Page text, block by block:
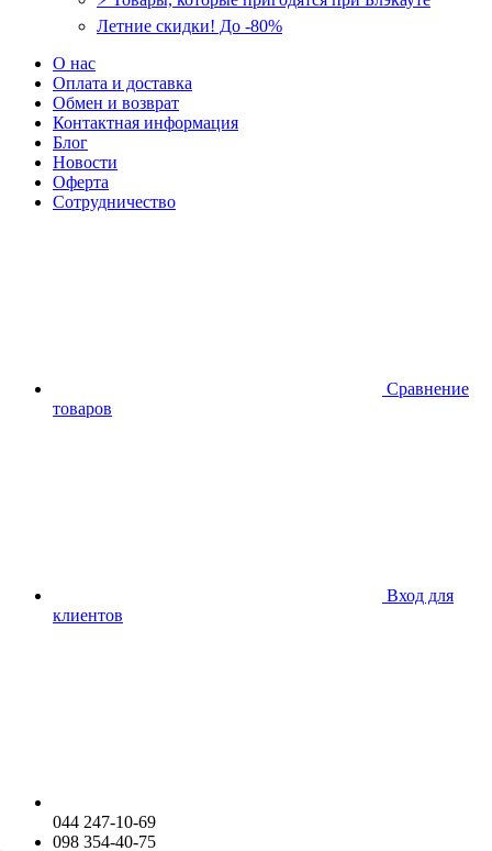
Летние скидки! До -80%
О нас
Оплата и доставка
Обмен и возврат
Контактная информация
Блог
Новости
Оферта
Сотрудничество
Сравнение
товаров
Вход для
клиентов
044 247-10-69
098 354-40-75